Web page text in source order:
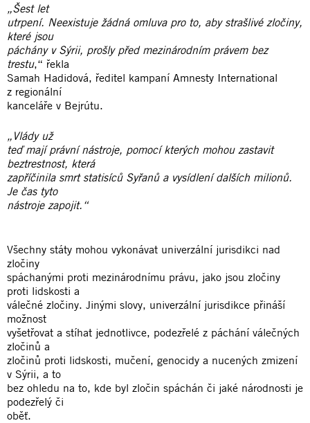
„Šest let
utrpení. Neexistuje žádná omluva pro to, aby strašlivé zločiny,
které jsou
páchány v Sýrii, prošly před mezinárodním právem bez
trestu,“ řekla
Samah Hadidová, ředitel kampaní Amnesty International
z regionální
kanceláře v Bejrútu.
„Vlády už
teď mají právní nástroje, pomocí kterých mohou zastavit
beztrestnost, která
zapříčinila smrt statisíců Syřanů a vysídlení dalších milionů.
Je čas tyto
nástroje zapojit.“
Všechny státy mohou vykonávat univerzální jurisdikci nad
zločiny
spáchanými proti mezinárodnímu právu, jako jsou zločiny
proti lidskosti a
válečné zločiny. Jinými slovy, univerzální jurisdikce přináší
možnost
vyšetřovat a stíhat jednotlivce, podezřelé z páchání válečných
zločinů a
zločinů proti lidskosti, mučení, genocidy a nucených zmizení
v Sýrii, a to
bez ohledu na to, kde byl zločin spáchán či jaké národnosti je
podezřelý či
oběť.